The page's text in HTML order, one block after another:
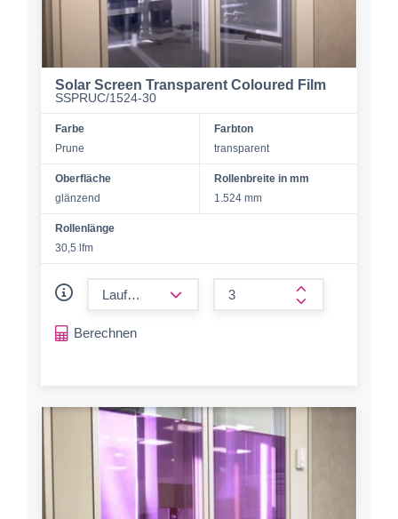
Solar Screen Transparent Coloured Film
SSPRUC/1524-30
Farbe
Prune
Farbton
transparent
Oberfläche
glänzend
Rollenbreite in mm
1.524 mm
Rollenlänge
30,5 lfm
form.increase-
Berechnen